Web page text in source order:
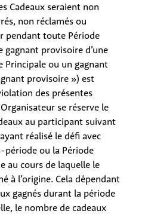
Cadeaux seraient non
non réclamés ou
pendant toute Période
provisoire d’une
Principale ou un gagnant
provisoire ») est
des présentes
se réserve le
au participant suivant
réalisé le défi avec
période ou la Période
au cours de laquelle le
à l’origine. Cela dépendant
gagnés durant la période
le nombre de cadeaux